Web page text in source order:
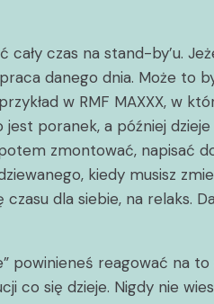
czas na stand-by’u.
danego dnia. Może to
w RMF MAXXX, w
poranek, a później dzieje
zmontować, napisać
kiedy musisz
dla siebie, na relaks.
powinieneś reagować na to
co się dzieje. Nigdy nie